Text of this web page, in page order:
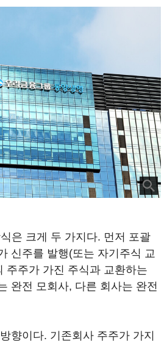
은 크게 두 가지다. 먼저 포괄
신주를 발행(또는 자기주식 교
주주가 가진 주식과 교환하는
완전 모회사, 다른 회사는 완전
향이다. 기존회사 주주가 가지